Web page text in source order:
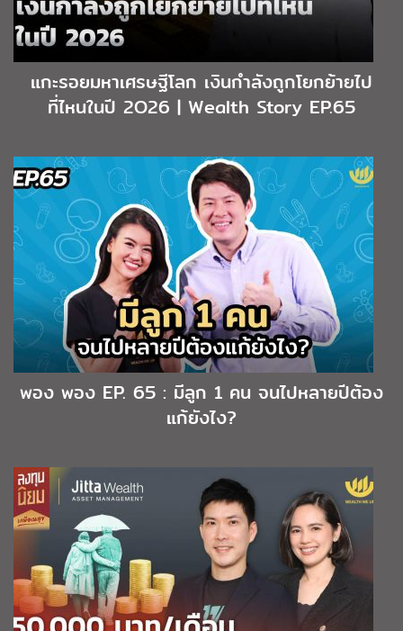
แกะรอยมหาเศรษฐีโลก เงินกำลังถูกโยกย้ายไป
ที่ไหนในปี 2O26 | Wealth Story EP.65
พอง พอง EP. 65 : มีลูก 1 คน จนไปหลายปีต้อง
แก้ยังไง?